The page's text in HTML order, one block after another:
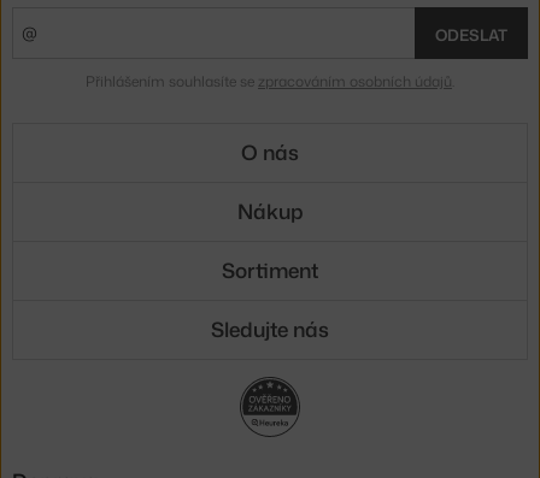
ODESLAT
Přihlášením souhlasíte se zpracováním osobních údajů
O nás
Nákup
Sortiment
Sledujte nás